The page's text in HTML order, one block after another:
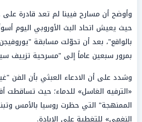
وأوضح أن مسارح فيينا لم تعد قادرة على
حيث يعيش اتحاد البث الأوروبي اليوم
بمرور سبعين عاماً إلى "مسرحية تزييف
وشدد على أن الادعاء العبثي بأن
«الترفيه الغاسل» للدماء؛ حيث تساقطت
الممنهجة" التي حظرت روسيا بالأمس